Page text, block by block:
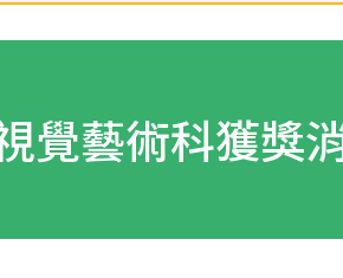
覺藝術科獲獎